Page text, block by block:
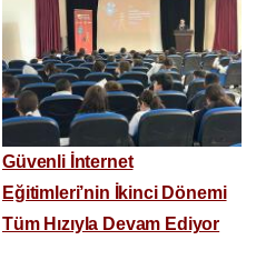
Güvenli İnternet
Eğitimleri’nin İkinci Dönemi
Tüm Hızıyla Devam Ediyor